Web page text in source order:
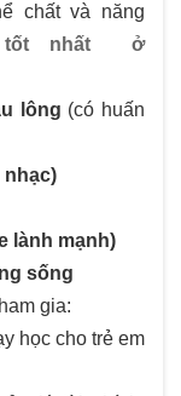
chất và năng
tốt nhất ở
lông (có huấn
nhạc)
lành mạnh)
sống
gia:
học cho trẻ em